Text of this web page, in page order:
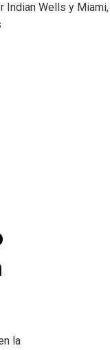
Indian Wells y Miami,
la